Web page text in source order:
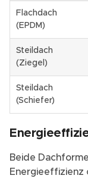
Flachdach
(EPDM)
Steildach
(Ziegel)
Steildach
(Schiefer)
Beide
Energieeffizienz